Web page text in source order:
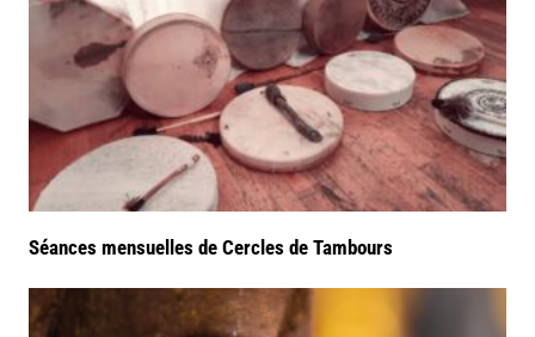
Séances mensuelles de Cercles de Tambours